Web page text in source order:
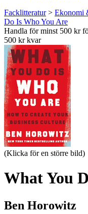
Facklitteratur> Ekonomi
Do Is Who You Are
Handla för minst 500 kr
500 kr kvar
(Klicka för en större bild)
What You
Ben Horowitz